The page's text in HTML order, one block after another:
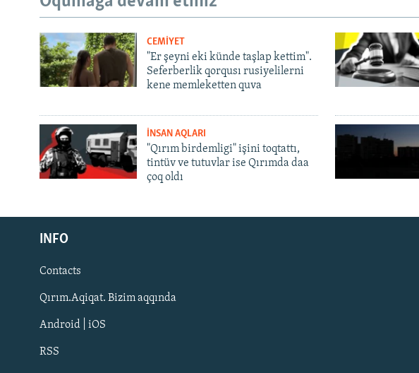
Русский
Українською
QOŞULIÑIZ!
CEMİYET
"Er şeyni eki künde taşlap kettim".
Seferberlik qorqusı rusiyelilerni
kene memleketten quva
İNSAN AQLARI
"Qırım birdemligi" işini toqtattı,
tintüv ve tutuvlar ise Qırımda daa
çoq oldı
INFO
Contacts
Qırım.Aqiqat. Bizim aqqında
Android | iOS
RSS